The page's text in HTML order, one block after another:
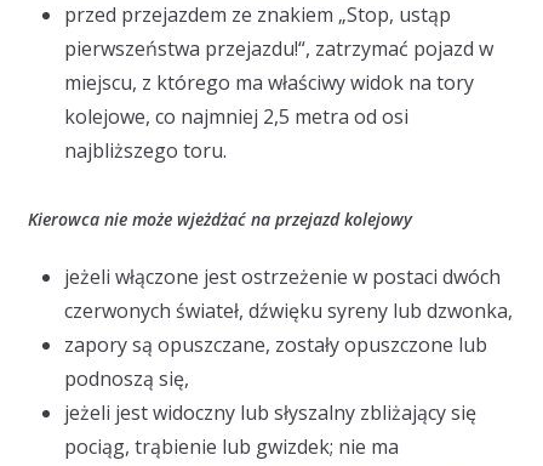
przed przejazdem ze znakiem „Stop, ustąp
pierwszeństwa przejazdu!“, zatrzymać pojazd w
miejscu, z którego ma właściwy widok na tory
kolejowe, co najmniej 2,5 metra od osi
najbliższego toru.
Kierowca nie może wjeżdżać na przejazd kolejowy
jeżeli włączone jest ostrzeżenie w postaci dwóch
czerwonych świateł, dźwięku syreny lub dzwonka,
zapory są opuszczane, zostały opuszczone lub
podnoszą się,
jeżeli jest widoczny lub słyszalny zbliżający się
pociąg, trąbienie lub gwizdek; nie ma